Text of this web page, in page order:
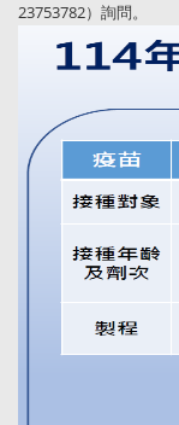
23753782）詢問。